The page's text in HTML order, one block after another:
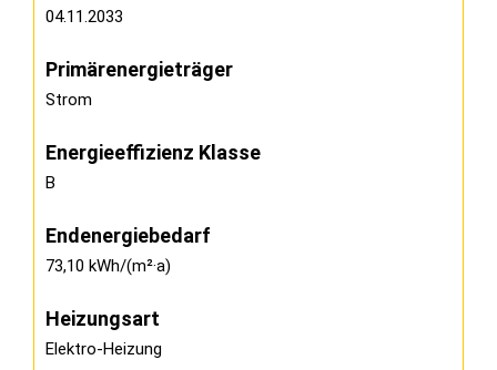
04.11.2033
Primärenergieträger
Strom
Energieeffizienz Klasse
B
Endenergiebedarf
73,10 kWh/(m²·a)
Heizungsart
Elektro-Heizung